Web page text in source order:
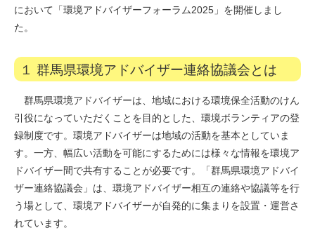
において「環境アドバイザーフォーラム2025」を開催しまし
た。
１ 群馬県環境アドバイザー連絡協議会とは
群馬県環境アドバイザーは、地域における環境保全活動のけん
引役になっていただくことを目的とした、環境ボランティアの登
録制度です。環境アドバイザーは地域の活動を基本としていま
す。一方、幅広い活動を可能にするためには様々な情報を環境ア
ドバイザー間で共有することが必要です。「群馬県環境アドバイ
ザー連絡協議会」は、環境アドバイザー相互の連絡や協議等を行
う場として、環境アドバイザーが自発的に集まりを設置・運営さ
れています。